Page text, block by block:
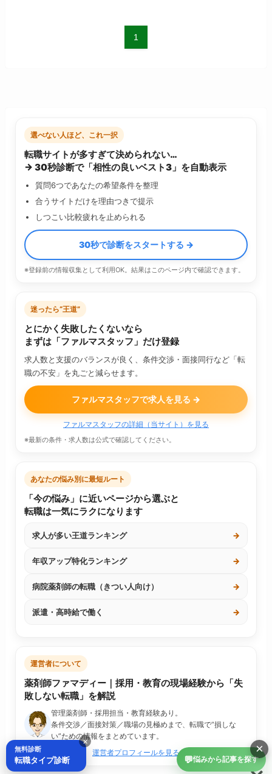
1
選べない人ほど、これ一択
転職サイトが多すぎて決められない…
→ 30秒診断で「相性の良いベスト3」を自動表示
質問6つであなたの希望条件を整理
合うサイトだけを理由つきで提示
しつこい比較疲れを止められる
30秒で診断をスタートする →
※登録前の情報収集として利用OK。結果はこのページ内で確認できます。
迷ったら“王道”
とにかく失敗したくないなら
まずは「ファルマスタッフ」だけ登録
求人数と支援のバランスが良く、条件交渉・面接同行など「転
職の不安」を丸ごと減らせます。
ファルマスタッフで求人を見る →
ファルマスタッフの詳細（当サイト）を見る
※最新の条件・求人数は公式で確認してください。
あなたの悩み別に最短ルート
「今の悩み」に近いページから選ぶと
転職は一気にラクになります
求人が多い王道ランキング →
年収アップ特化ランキング →
病院薬剤師の転職（きつい人向け） →
派遣・高時給で働く →
運営者について
薬剤師ファマディー｜採用・教育の現場経験から「失
敗しない転職」を解説
管理薬剤師・採用担当・教育経験あり。
条件交渉／面接対策／職場の見極めまで、転職で“損しな
い”ための情報をまとめています。
運営者プロフィールを見る
💬悩みから記事を探す
×
×
無料診断
転職タイプ診断